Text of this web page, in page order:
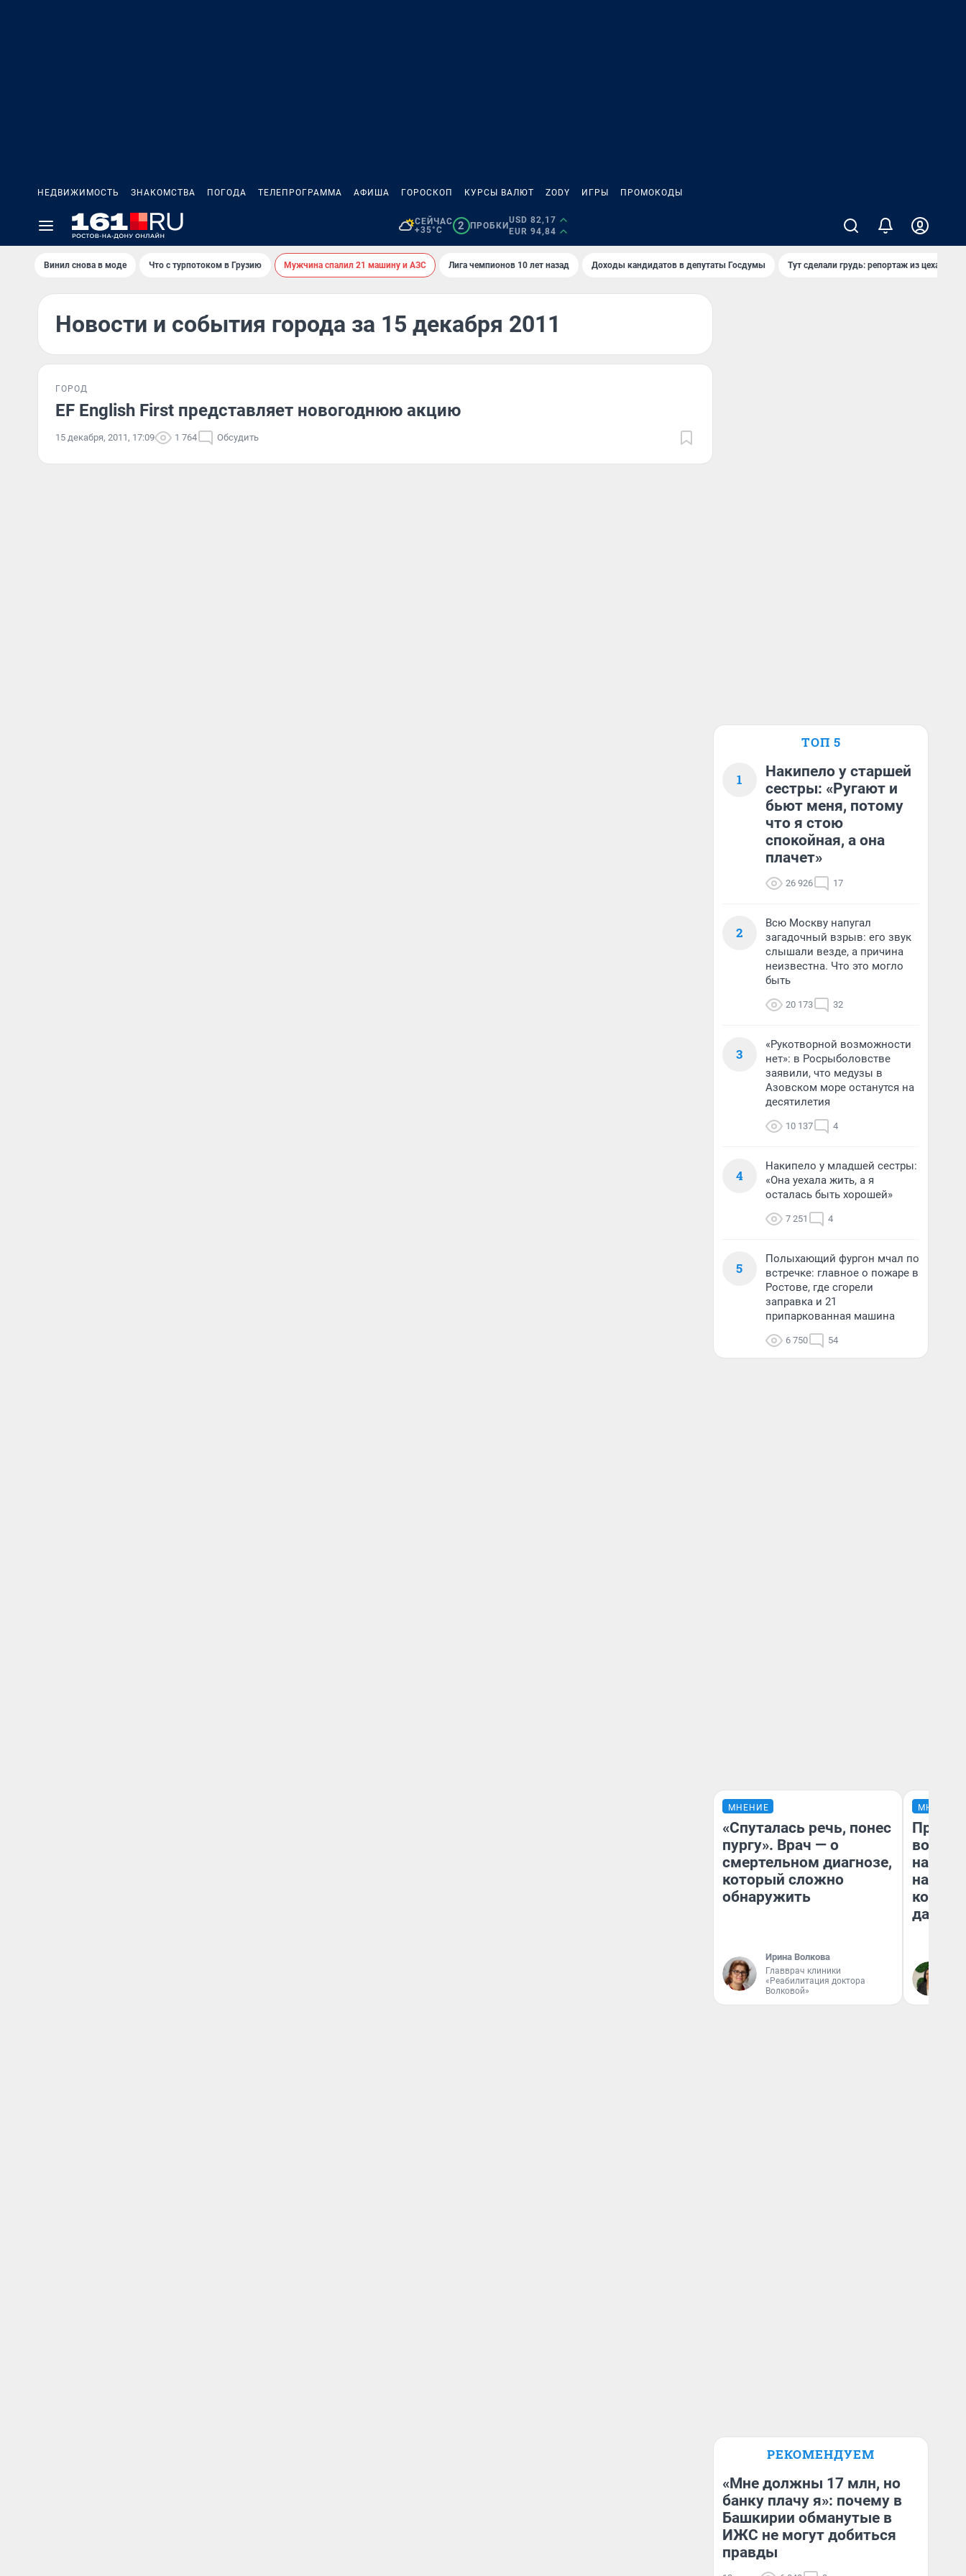
НЕДВИЖИМОСТЬ ЗНАКОМСТВА ПОГОДА ТЕЛЕПРОГРАММА АФИША ГОРОСКОП КУРСЫ ВАЛЮТ ZODY ИГРЫ ПРОМОКОДЫ
СЕЙЧАС
+35°C
2 ПРОБКИ
USD 82,17
EUR 94,84
Винил снова в моде Что с турпотоком в Грузию Мужчина спалил 21 машину и АЗС Лига чемпионов 10 лет назад Доходы кандидатов в депутаты Госдумы Тут сделали грудь: репортаж из цеха
Новости и события города за 15 декабря 2011
ГОРОД
EF English First представляет новогоднюю акцию
15 декабря, 2011, 17:09 1 764 Обсудить
ТОП 5
1
Накипело у старшей
сестры: «Ругают и
бьют меня, потому
что я стою
спокойная, а она
плачет»
26 926 17
2
Всю Москву напугал
загадочный взрыв: его звук
слышали везде, а причина
неизвестна. Что это могло
быть
20 173 32
3
«Рукотворной возможности
нет»: в Росрыболовстве
заявили, что медузы в
Азовском море останутся на
десятилетия
10 137 4
4
Накипело у младшей сестры:
«Она уехала жить, а я
осталась быть хорошей»
7 251 4
5
Полыхающий фургон мчал по
встречке: главное о пожаре в
Ростове, где сгорели
заправка и 21
припаркованная машина
6 750 54
МНЕНИЕ
«Спуталась речь, понес
пургу». Врач — о
смертельном диагнозе,
который сложно
обнаружить
Ирина Волкова
Главврач клиники
«Реабилитация доктора
Волковой»
МНЕНИЕ
нам
даже
РЕКОМЕНДУЕМ
«Мне должны 17 млн, но
банку плачу я»: почему в
Башкирии обманутые в
ИЖС не могут добиться
правды